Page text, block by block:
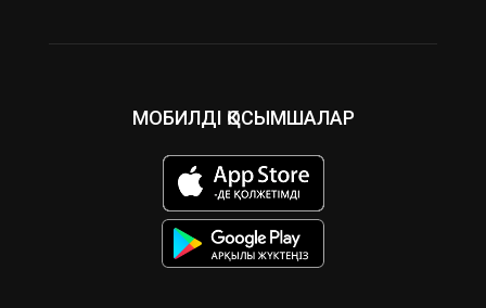
МОБИЛДІ ҚОСЫМШАЛАР